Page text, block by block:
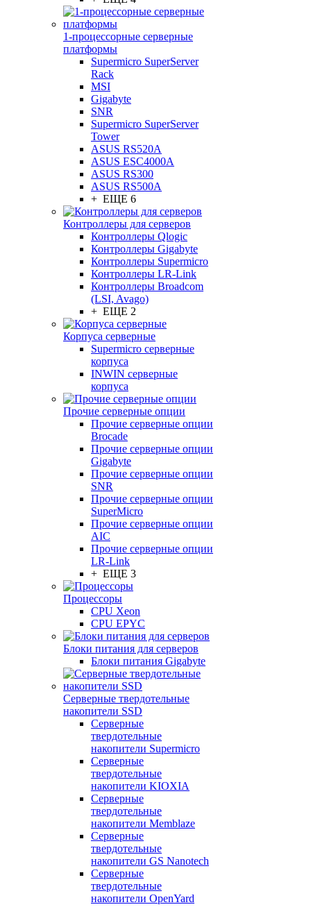
1-процессорные серверные
платформы
Supermicro SuperServer
Rack
MSI
Gigabyte
SNR
Supermicro SuperServer
Tower
ASUS RS520A
ASUS ESC4000A
ASUS RS300
ASUS RS500A
+ ЕЩЕ 6
Контроллеры для серверов
Контроллеры Qlogic
Контроллеры Gigabyte
Контроллеры Supermicro
Контроллеры LR-Link
Контроллеры Broadcom
(LSI, Avago)
+ ЕЩЕ 2
Корпуса серверные
Supermicro серверные
корпуса
INWIN серверные
корпуса
Прочие серверные опции
Прочие серверные опции
Brocade
Прочие серверные опции
Gigabyte
Прочие серверные опции
SNR
Прочие серверные опции
SuperMicro
Прочие серверные опции
AIC
Прочие серверные опции
LR-Link
+ ЕЩЕ 3
Процессоры
CPU Xeon
CPU EPYC
Блоки питания для серверов
Блоки питания Gigabyte
Серверные твердотельные
накопители SSD
Cерверные
твердотельные
накопители Supermicro
Cерверные
твердотельные
накопители KIOXIA
Cерверные
твердотельные
накопители Memblaze
Cерверные
твердотельные
накопители GS Nanotech
Серверные
твердотельные
накопители OpenYard